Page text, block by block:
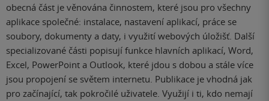
obecná část je věnována činnostem, které jsou pro všechny
aplikace společné: instalace, nastavení aplikací, práce se
soubory, dokumenty a daty, i využití webových úložišť. Další
specializované části popisují funkce hlavních aplikací, Word,
Excel, PowerPoint a Outlook, které jdou s dobou a stále více
jsou propojení se světem internetu. Publikace je vhodná jak
pro začínající, tak pokročilé uživatele. Využijí i ti, kdo nemají